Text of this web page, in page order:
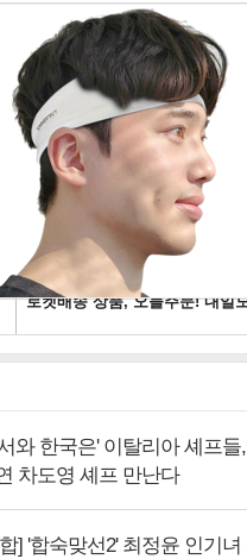
와 한국은' 이탈리아 셰프
차도영 셰프 만난다
] '합숙맞선2' 최정윤 인기